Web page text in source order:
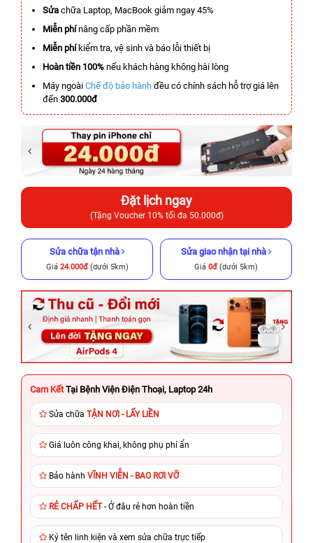
Sửa chữa Laptop, MacBook giảm ngay 45%
Miễn phínâng cấp phần mềm
Miễn phíkiểm tra, vệ sinh và báo lỗi thiết bị
Hoàn tiền 100% nếu khách hàng không hài lòng
Máy ngoài Chế độ bảo hành đều có chính sách hỗ trợ giá lên
đến 300.000đ
Đặt lịch ngay
(Tặng Voucher 10% tối đa 50.000đ)
Sửa chữa tận nhà
Giá 24.000đ(dưới 5km)
Sửa giao nhận tại nhà
Giá 0đ (dưới 5km)
Cam Kết Tại Bệnh Viện Điện Thoại, Laptop 24h
Sửa chữa TẬN NƠI - LẤY LIỀN
Giá luôn công khai, không phụ phí ẩn
Bảo hành VĨNH VIỄN - BAO RƠI VỠ
RẺ CHẤP HẾT- Ở đâu rẻ hơn hoàn tiền
Ký tên linh kiện và xem sửa chữa trực tiếp